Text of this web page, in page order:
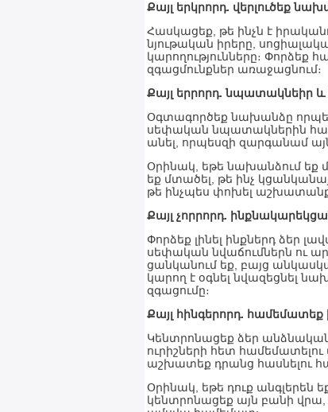
Քայլ երկրորդ. վերլուծեք
Հասկացեք, թե ինչն է
նյութական իրերը,
կարողությունները։ Փորձեք
զգացմունքներ առաջացնում։
Քայլ երրորդ. նպատակնեիր
Օգտագործեք նախանձը որպես
սեփական նպատակներին
անել, որպեսզի զարգանամ
Օրինակ, եթե նախանձում եք
եք մտածել, թե ինչ
թե ինչպես փոխել
Քայլ չորրորդ.
Փորձեք լինել ինքներդ ձեր
սեփական նվաճումներն ու
ցանկանում եք, բայց
կարող է օգնել նվազեցնել
զգացումը։
Քայլ հինգերորդ. համեմատեք
Կենտրոնացեք ձեր
ուրիշների հետ
աշխատեք դրանց հասնելու
Օրինակ, եթե դուք անգլերեն
կենտրոնացեք այն բանի վրա,